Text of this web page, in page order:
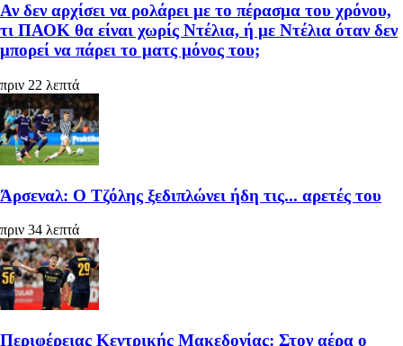
Αν δεν αρχίσει να ρολάρει με το πέρασμα του χρόνου,
τι ΠΑΟΚ θα είναι χωρίς Ντέλια, ή με Ντέλια όταν δεν
μπορεί να πάρει το ματς μόνος του;
πριν 22 λεπτά
Άρσεναλ: Ο Τζόλης ξεδιπλώνει ήδη τις... αρετές του
πριν 34 λεπτά
Περιφέρειας Κεντρικής Μακεδονίας: Στον αέρα ο